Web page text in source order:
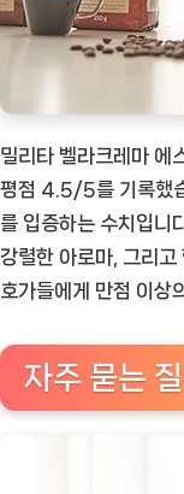
밀리타 벨라크레마 에
평점 4.5/5를 기록했
를 입증하는 수치입니
강렬한 아로마, 그리고
호가들에게 만점 이상
자주 묻는